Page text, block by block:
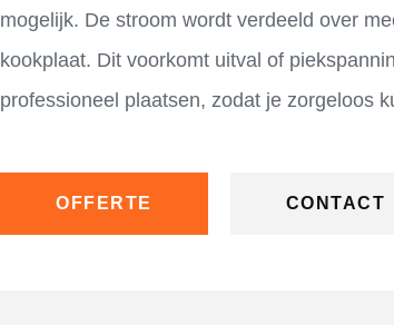
mogelijk. De stroom wordt verdeeld over
kookplaat. Dit voorkomt uitval of
professioneel plaatsen, zodat je zorgeloos
OFFERTE CONTACT